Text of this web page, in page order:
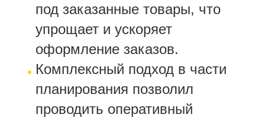
под заказанные товары, что
упрощает и ускоряет
оформление заказов.
Комплексный подход в части
планирования позволил
проводить оперативный